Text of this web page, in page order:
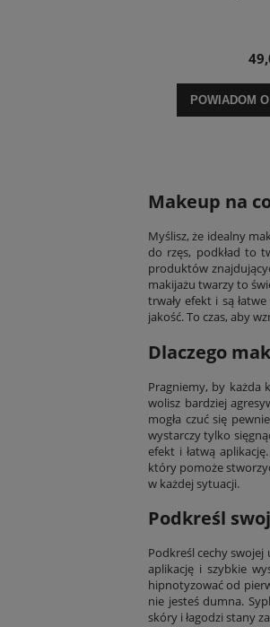
POWIADOM
Makeup na
Myślisz, że idealny
do rzęs, podkład to
produktów
makijażu twarzy to
trwały efekt i są
jakość. To czas, aby
Dlaczego
Pragniemy, by każda
wolisz bardziej
mogła czuć się
wystarczy tylko
efekt i łatwą
który pomoże
w każdej sytuacji.
Podkreśl
Podkreśl cechy
aplikację i szybkie
hipnotyzować od
nie jesteś dumna.
skóry i łagodzi stany